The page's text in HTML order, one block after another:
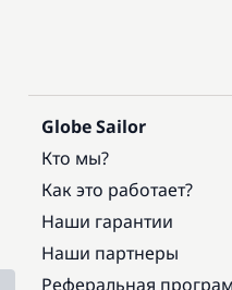
Globe Sailor
Кто мы?
Как это работает?
Наши гарантии
Наши партнеры
Реферальная